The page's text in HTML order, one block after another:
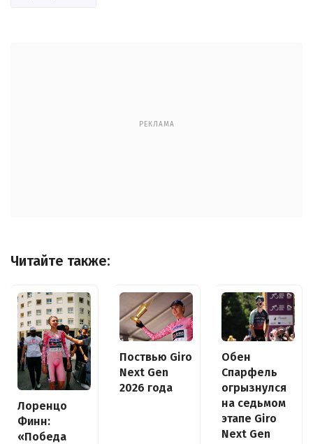
РЕКЛАМА
Читайте также:
Лоренцо
Финн:
«Победа
Поствью Giro
Next Gen
2026 года
Обен
Спарфель
огрызнулся
на седьмом
этапе Giro
Next Gen